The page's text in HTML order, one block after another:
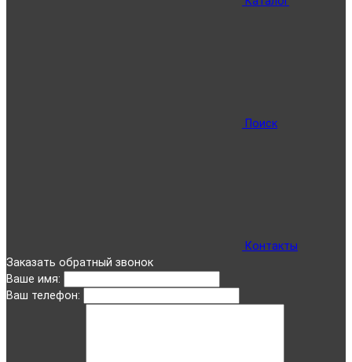
Поиск
Контакты
Заказать обратный звонок
Ваше имя:
Ваш телефон: